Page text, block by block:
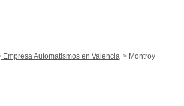
Empresa Automatismos en Valencia Montroy